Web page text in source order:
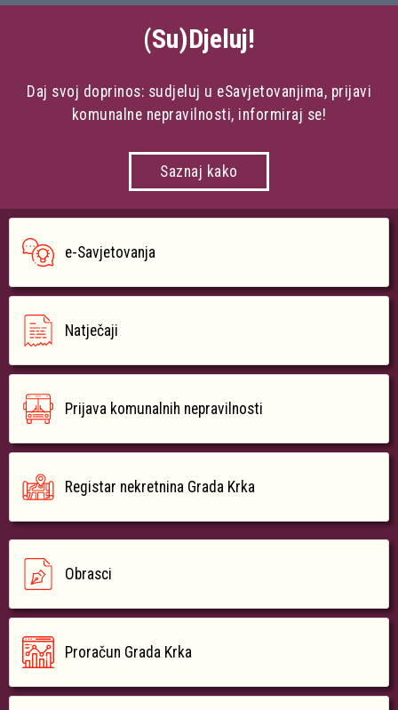
(Su)Djeluj!
Daj svoj doprinos: sudjeluj u eSavjetovanjima, prijavi
komunalne nepravilnosti, informiraj se!
Saznaj kako
e-Savjetovanja
Natječaji
Prijava komunalnih nepravilnosti
Registar nekretnina Grada Krka
Obrasci
Proračun Grada Krka